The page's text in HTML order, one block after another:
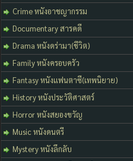
Crime หนังอาชญากรรม
Documentary สารคดี
Drama หนังดร่ามา(ชีวิต)
Family หนังครอบครัว
Fantasy หนังแฟนตาซี(เทพนิยาย)
History หนังประวัติศาสตร์
Horror หนังสยองขวัญ
Music หนังดนตรี
Mystery หนังลึกลับ